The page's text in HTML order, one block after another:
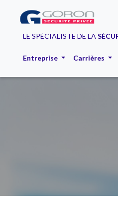
LE SPÉCIALISTE DE LA
Entreprise Carrières